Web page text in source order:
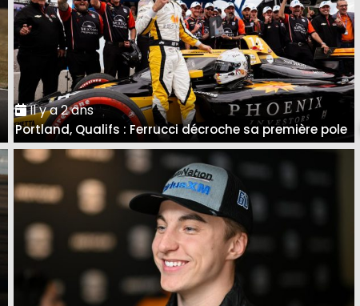
Il y a 2 ans
Portland, Qualifs : Ferrucci décroche sa première pole